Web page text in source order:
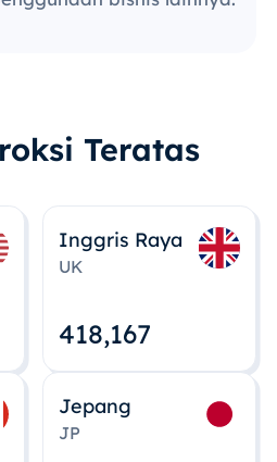
Teratas
Inggris Raya
UK
418,167
Jepang
JP